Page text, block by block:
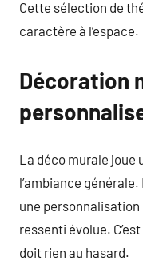
Cette sélection de
caractère à l’espace.
Décoration
La déco murale joue
l’ambiance
une personnalisation
ressenti évolue.
doit rien au hasard.